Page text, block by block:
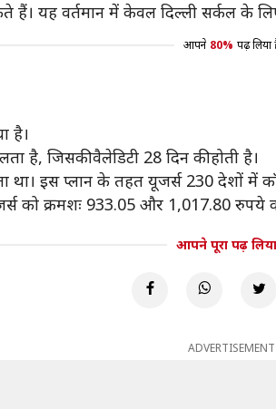
हैं। यह वर्तमान में केवल दिल्ली सर्कल के
आपने 80% पढ़ लिया
है।
है, जिसकी वैलेडिटी 28 दिन की होती है।
था। इस प्लान के तहत यूजर्स 230 देशों में
क्रमशः 933.05 और 1,017.80 रुपये
आपने पूरा पढ़
ADVERTISEMENT